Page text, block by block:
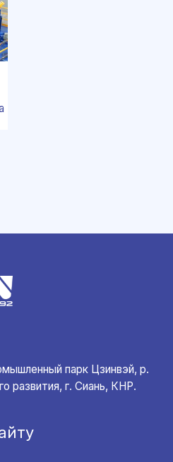
парк Цзинвэй, р.
развития, г. Сиань, КНР.